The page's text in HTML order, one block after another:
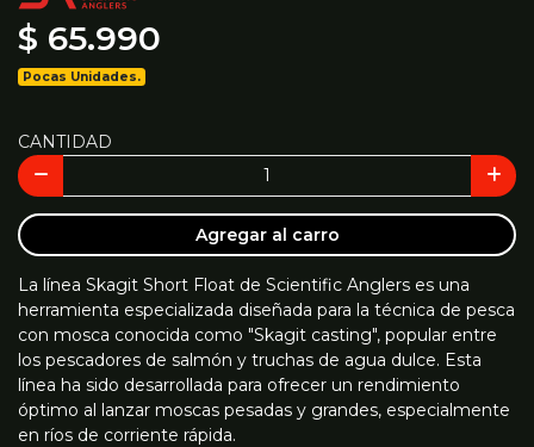
$ 65.990
Pocas Unidades.
CANTIDAD
Agregar al carro
La línea Skagit Short Float de Scientific Anglers es una
herramienta especializada diseñada para la técnica de pesca
con mosca conocida como "Skagit casting", popular entre
los pescadores de salmón y truchas de agua dulce. Esta
línea ha sido desarrollada para ofrecer un rendimiento
óptimo al lanzar moscas pesadas y grandes, especialmente
en ríos de corriente rápida.